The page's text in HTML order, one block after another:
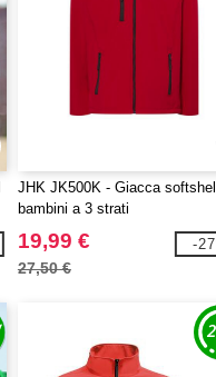
JHK JK500K - Giacca
bambini a 3 strati
19,99 €
27,50 €
-